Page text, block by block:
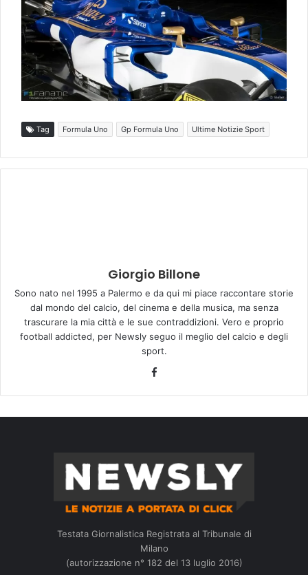
Tag Formula Uno Gp Formula Uno Ultime Notizie Sport
Giorgio Billone
Sono nato nel 1995 a Palermo e da qui mi piace raccontare storie
dal mondo del calcio, del cinema e della musica, ma senza
trascurare la mia città e le sue contraddizioni. Vero e proprio
football addicted, per Newsly seguo il meglio del calcio e degli
sport.
Facebook
Testata Giornalistica Registrata al Tribunale di
Milano
(autorizzazione n° 182 del 13 luglio 2016)